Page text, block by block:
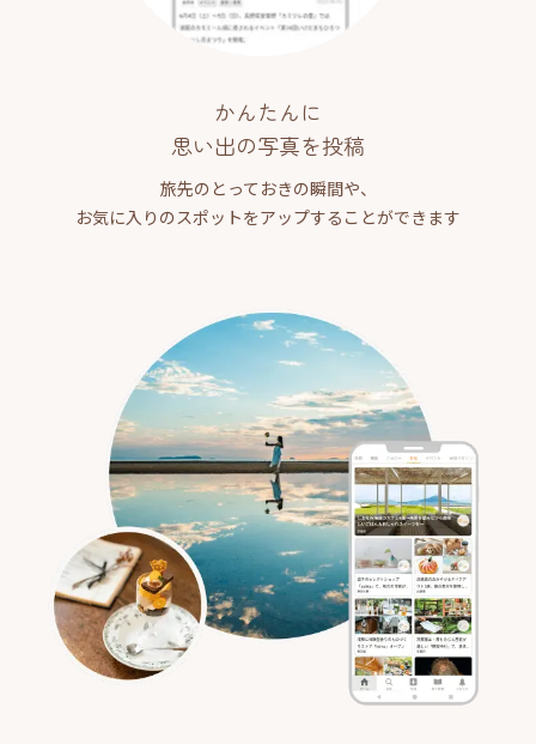
かんたんに
思い出の写真を投稿
旅先のとっておきの瞬間や、
お気に入りのスポットをアップすることができます